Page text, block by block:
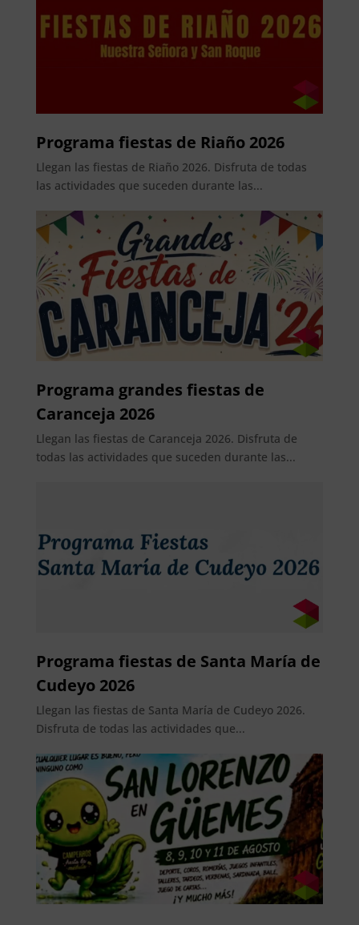
Programa fiestas de Riaño 2026
Llegan las fiestas de Riaño 2026. Disfruta de todas
las actividades que suceden durante las...
Programa grandes fiestas de
Caranceja 2026
Llegan las fiestas de Caranceja 2026. Disfruta de
todas las actividades que suceden durante las...
Programa fiestas de Santa María de
Cudeyo 2026
Llegan las fiestas de Santa María de Cudeyo 2026.
Disfruta de todas las actividades que...